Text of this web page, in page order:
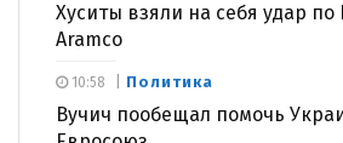
Хуситы взяли на себя удар по
Aramco
Политика
Вучич пообещал помочь
10:58